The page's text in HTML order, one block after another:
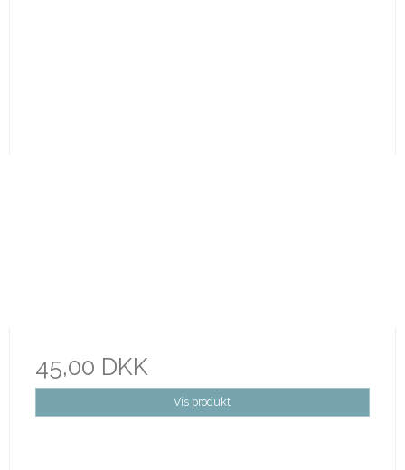
45,00 DKK
Vis produkt